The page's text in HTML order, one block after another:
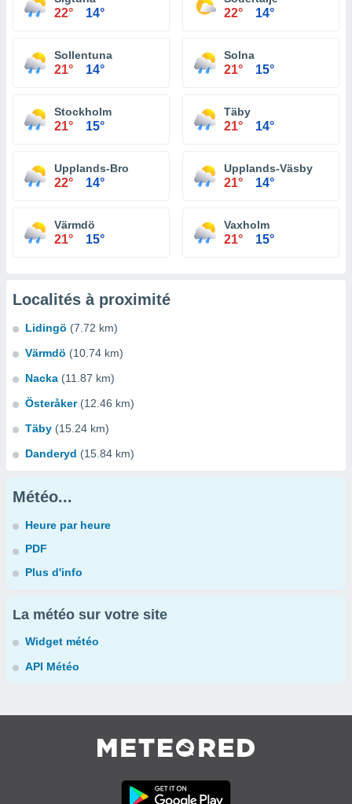
22° 14° 22° 14°
Sollentuna
21° 14°
Solna
21° 15°
Stockholm
21° 15°
Täby
21° 14°
Upplands-Bro
22° 14°
Upplands-Väsby
21° 14°
Värmdö
21° 15°
Vaxholm
21° 15°
Localités à proximité
Lidingö (7.72 km)
Värmdö (10.74 km)
Nacka (11.87 km)
Österåker (12.46 km)
Täby (15.24 km)
Danderyd (15.84 km)
Météo...
Heure par heure
PDF
Plus d'info
La météo sur votre site
Widget météo
API Météo